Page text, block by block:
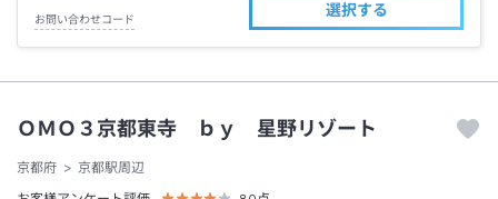
お問い合わせコード
選択する
ＯＭＯ３京都東寺 ｂｙ 星野リゾート
京都府
京都駅周辺